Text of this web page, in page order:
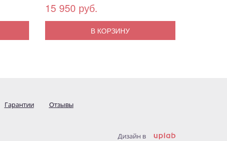
15 950 руб.
В КОРЗИНУ
Гарантии Отзывы
Дизайн в